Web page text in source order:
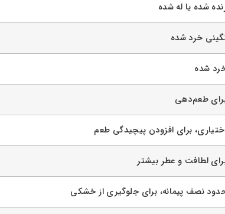
شده یا له شده
خرد شده
شده
طعم‌دهی
برای افزودن پیچیدگی طعم
لطافت و عطر بیشتر
نصف پیمانه، برای جلوگیری از خشکی